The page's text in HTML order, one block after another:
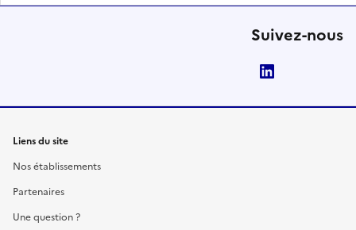
Suivez-nous
Liens du site
Nos établissements
Partenaires
Une question ?